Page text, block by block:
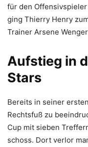
für den
ging Thierry Henry
Trainer Arsene
Aufstieg in
Stars
Bereits in seiner
Rechtsfuß zu
Cup mit sieben
schoss. Dort verlor